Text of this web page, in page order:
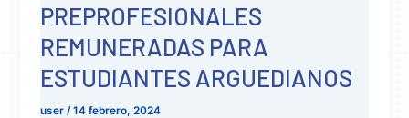
PREPROFESIONALES
REMUNERADAS PARA
ESTUDIANTES ARGUEDIANOS
user /14 febrero, 2024